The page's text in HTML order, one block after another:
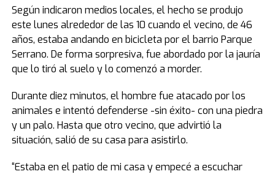
Según indicaron medios locales, el hecho se produjo
este lunes alrededor de las 10 cuando el vecino, de 46
años, estaba andando en bicicleta por el barrio Parque
Serrano. De forma sorpresiva, fue abordado por la jauría
que lo tiró al suelo y lo comenzó a morder.
Durante diez minutos, el hombre fue atacado por los
animales e intentó defenderse -sin éxito- con una piedra
y un palo. Hasta que otro vecino, que advirtió la
situación, salió de su casa para asistirlo.
“Estaba en el patio de mi casa y empecé a escuchar